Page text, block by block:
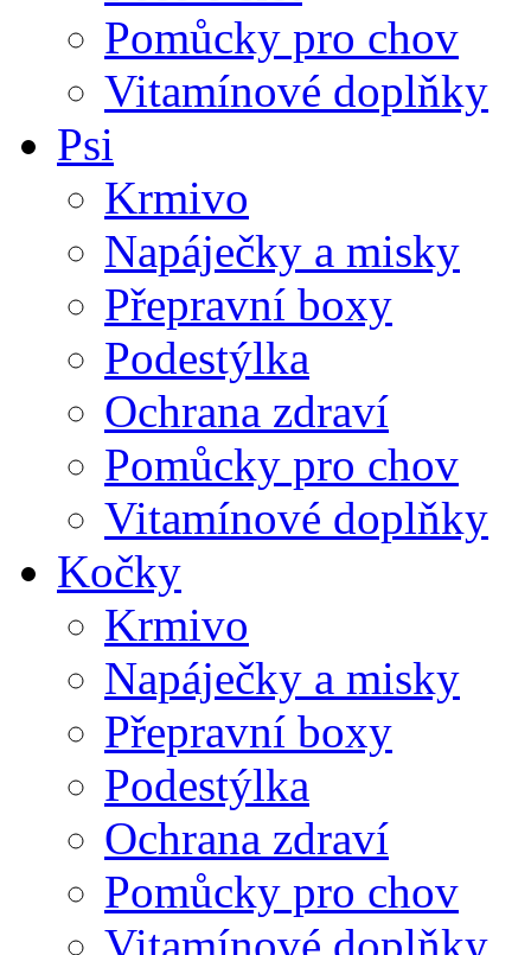
Pomůcky pro chov
Vitamínové doplňky
Psi
Krmivo
Napáječky a misky
Přepravní boxy
Podestýlka
Ochrana zdraví
Pomůcky pro chov
Vitamínové doplňky
Kočky
Krmivo
Napáječky a misky
Přepravní boxy
Podestýlka
Ochrana zdraví
Pomůcky pro chov